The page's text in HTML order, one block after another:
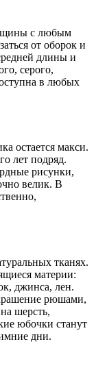
с любым
от оборок и
длины и
серого,
в любых
остается макси.
лет подряд.
рисунки,
велик. В
тканях.
материи:
джинса, лен.
рюшами,
шерсть,
юбочки станут
дни.